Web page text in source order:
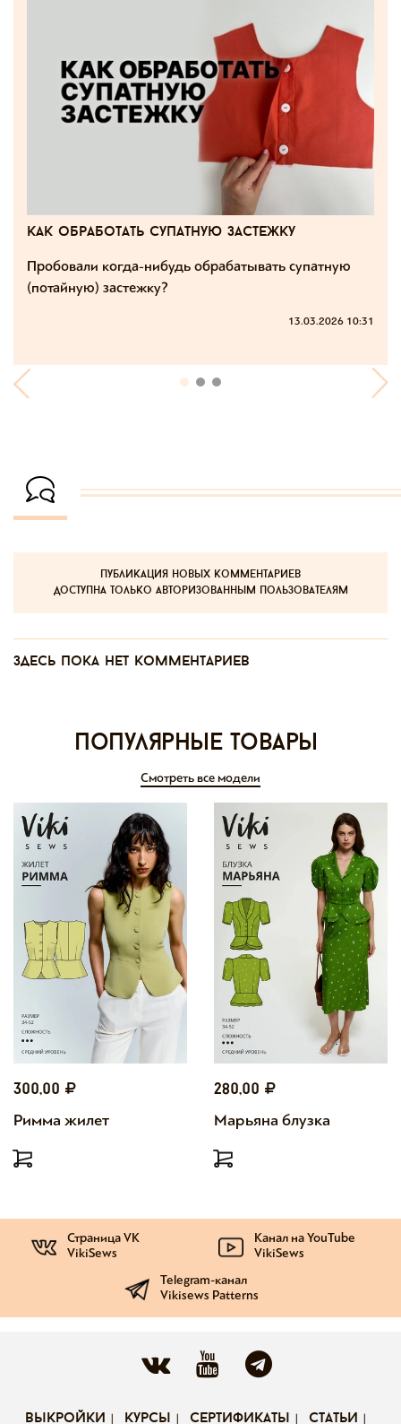
как обработать супатную застежку
Пробовали когда-нибудь обрабатывать супатную
(потайную) застежку?
13.03.2026 10:31
публикация новых комментариев
доступна только авторизованным пользователям
Здесь пока нет комментариев
Популярные товары
Смотреть все модели
300,00
Римма жилет
280,00
Марьяна блузка
Страница VK
VikiSews
Канал на YouTube
VikiSews
Telegram-канал
Vikisews Patterns
выкройки курсы сертификаты статьи